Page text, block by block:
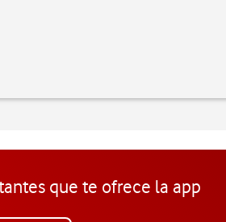
que te ofrece la app